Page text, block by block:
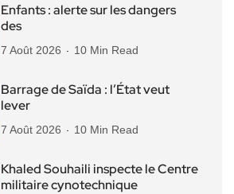
Enfants : alerte sur les dangers
des
7 Août 2026 10 Min Read
Barrage de Saïda : l’État veut
lever
7 Août 2026 10 Min Read
Khaled Souhaili inspecte le Centre
militaire cynotechnique